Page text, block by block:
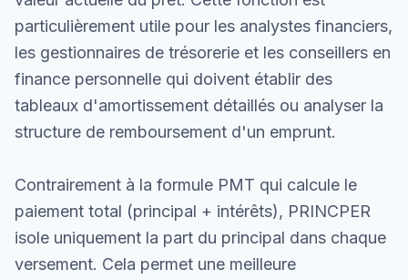
particulièrement utile pour les analystes financiers,
les gestionnaires de trésorerie et les conseillers en
finance personnelle qui doivent établir des
tableaux d'amortissement détaillés ou analyser la
structure de remboursement d'un emprunt.
Contrairement à la formule PMT qui calcule le
paiement total (principal + intérêts), PRINCPER
isole uniquement la part du principal dans chaque
versement. Cela permet une meilleure